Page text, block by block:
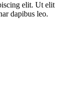
elit. Ut elit
dapibus leo.